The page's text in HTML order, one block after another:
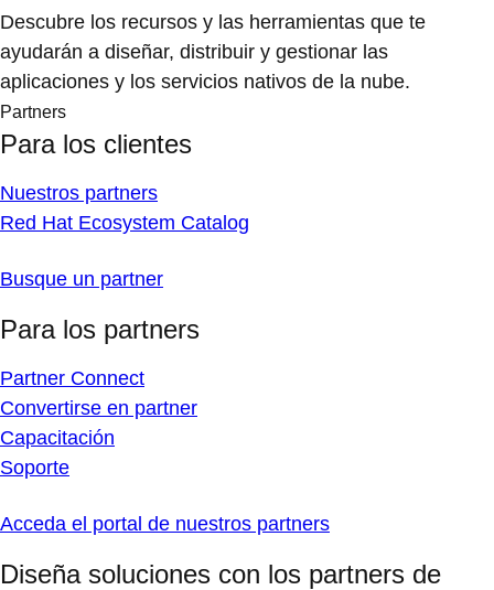
Descubre los recursos y las herramientas que te
ayudarán a diseñar, distribuir y gestionar las
aplicaciones y los servicios nativos de la nube.
Partners
Para los clientes
Nuestros partners
Red Hat Ecosystem Catalog
Busque un partner
Para los partners
Partner Connect
Convertirse en partner
Capacitación
Soporte
Acceda el portal de nuestros partners
Diseña soluciones con los partners de